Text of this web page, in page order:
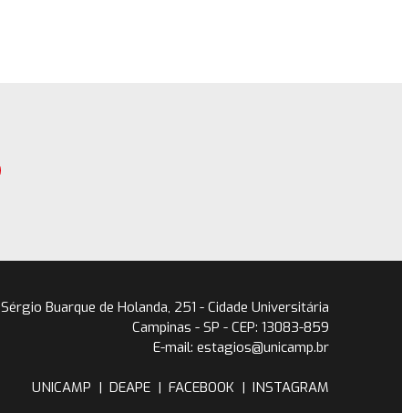
Sérgio Buarque de Holanda, 251 - Cidade Universitária
Campinas - SP - CEP: 13083-859
E-mail: estagios@unicamp.br
UNICAMP | DEAPE | FACEBOOK | INSTAGRAM